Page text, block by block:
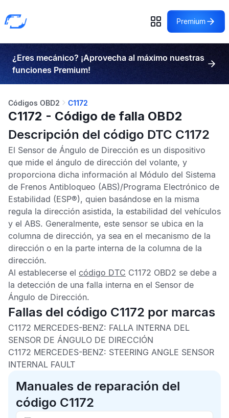
Premium
¿Eres mecánico? ¡Aprovecha al máximo nuestras
funciones Premium!
Códigos OBD2 C1172
C1172 - Código de falla OBD2
Descripción del código DTC C1172
El Sensor de Ángulo de Dirección es un dispositivo
que mide el ángulo de dirección del volante, y
proporciona dicha información al Módulo del Sistema
de Frenos Antibloqueo (ABS)/Programa Electrónico de
Estabilidad (ESP®), quien basándose en la misma
regula la dirección asistida, la estabilidad del vehículos
y el ABS. Generalmente, este sensor se ubica en la
columna de dirección, ya sea en el mecanismo de la
dirección o en la parte interna de la columna de la
dirección.
Al establecerse el código DTC C1172 OBD2 se debe a
la detección de una falla interna en el Sensor de
Ángulo de Dirección.
Fallas del código C1172 por marcas
C1172 MERCEDES-BENZ: FALLA INTERNA DEL
SENSOR DE ÁNGULO DE DIRECCIÓN
C1172 MERCEDES-BENZ: STEERING ANGLE SENSOR
INTERNAL FAULT
Manuales de reparación del
código C1172